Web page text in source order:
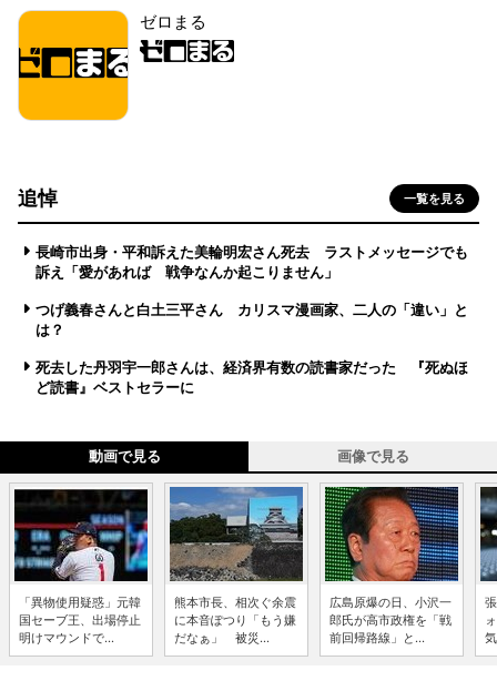
ゼロまる
追悼 一覧を見る
長崎市出身・平和訴えた美輪明宏さん死去 ラストメッセージでも
訴え「愛があれば 戦争なんか起こりません」
つげ義春さんと白土三平さん カリスマ漫画家、二人の「違い」と
は？
死去した丹羽宇一郎さんは、経済界有数の読書家だった 『死ぬほ
ど読書』ベストセラーに
動画で見る 画像で見る
「異物使用疑惑」元韓
国セーブ王、出場停止
明けマウンドで...
熊本市長、相次ぐ余震
に本音ぽつり「もう嫌
だなぁ」 被災...
広島原爆の日、小沢一
郎氏が高市政権を「戦
前回帰路線」と...